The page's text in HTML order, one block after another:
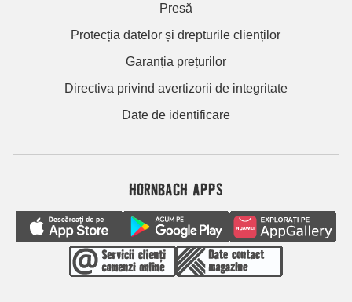
Presă
Protecția datelor și drepturile clienților
Garanția prețurilor
Directiva privind avertizorii de integritate
Date de identificare
HORNBACH APPS